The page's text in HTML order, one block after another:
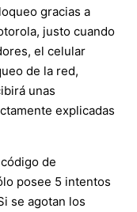
gracias a
justo cuando
el celular
de la red,
unas
explicadas
de
posee 5 intentos
se agotan los